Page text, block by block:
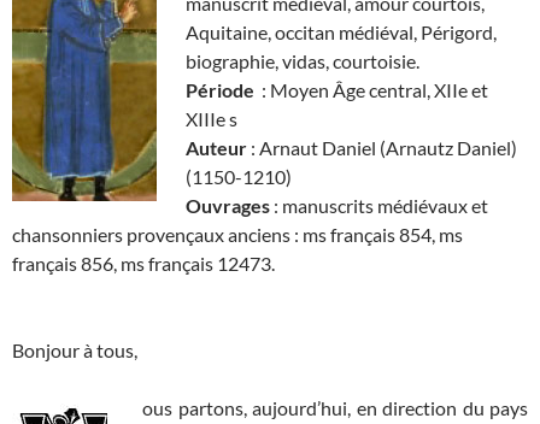
Aquitaine, occitan médiéval, Périgord,
biographie, vidas, courtoisie.
Période : Moyen Âge central, XIIe et
XIIIe s
Auteur : Arnaut Daniel (Arnautz Daniel)
(1150-1210)
Ouvrages : manuscrits médiévaux et
chansonniers provençaux anciens : ms français 854, ms
français 856, ms français 12473.
Bonjour à tous,
ous partons, aujourd’hui, en direction du pays